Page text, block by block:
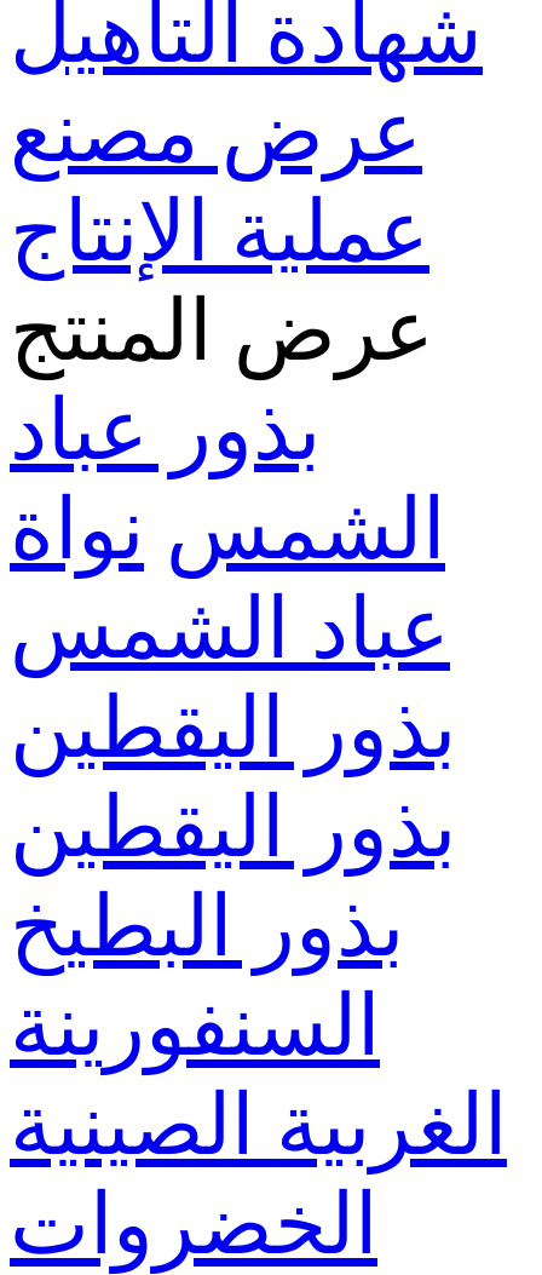
شهادة التأهيل
عرض مصنع
عملية الإنتاج
عرض المنتج
بذور عباد
الشمس نواة
عباد الشمس
بذور اليقطين
بذور اليقطين
بذور البطيخ
السنفورينة
الغربية الصينية
الخضروات